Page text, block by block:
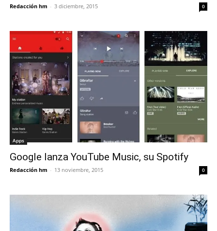
Redacción hm - 3 diciembre, 2015 0
Apps
Google lanza YouTube Music, su Spotify
Redacción hm - 13 noviembre, 2015 0